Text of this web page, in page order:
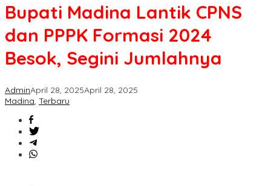
Bupati Madina Lantik CPNS
dan PPPK Formasi 2024
Besok, Segini Jumlahnya
AdminApril 28, 2025April 28, 2025
Madina, Terbaru